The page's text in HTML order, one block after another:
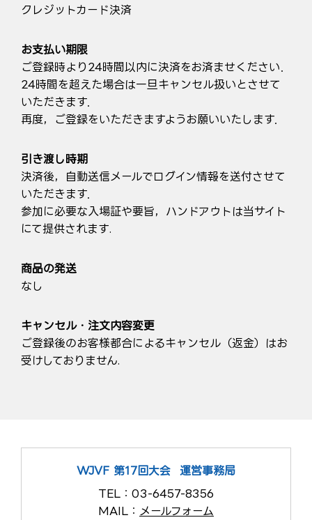
クレジットカード決済
お支払い期限
ご登録時より24時間以内に決済をお済ませください．
24時間を超えた場合は一旦キャンセル扱いとさせて
いただきます．
再度，ご登録をいただきますようお願いいたします．
引き渡し時期
決済後，自動送信メールでログイン情報を送付させて
いただきます．
参加に必要な入場証や要旨，ハンドアウトは当サイト
にて提供されます.
商品の発送
なし
キャンセル・注文内容変更
ご登録後のお客様都合によるキャンセル（返金）はお
受けしておりません.
WJVF 第17回大会
運営事務局
TEL：03-6457-8356
MAIL： メールフォーム